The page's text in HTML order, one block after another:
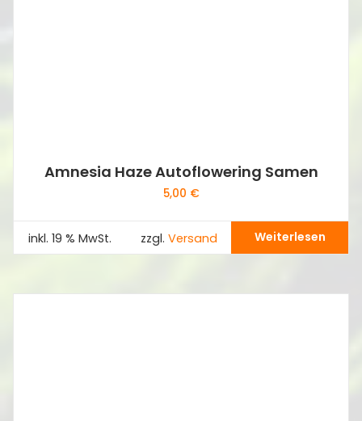
Amnesia Haze Autoflowering Samen
5,00 €
inkl. 19 % MwSt. zzgl. Versand Weiterlesen